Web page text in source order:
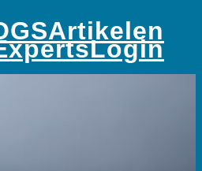
Artikelen
Login